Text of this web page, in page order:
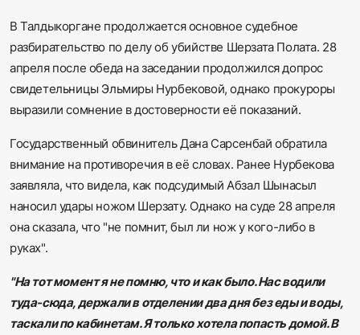
Русский
В Талдыкоргане продолжается основное судебное
разбирательство по делу об убийстве Шерзата Полата. 28
апреля после обеда на заседании продолжился допрос
свидетельницы Эльмиры Нурбековой, однако прокуроры
выразили сомнение в достоверности её показаний.
Государственный обвинитель Дана Сарсенбай обратила
внимание на противоречия в её словах. Ранее Нурбекова
заявляла, что видела, как подсудимый Абзал Шынасыл
наносил удары ножом Шерзату. Однако на суде 28 апреля
она сказала, что "не помнит, был ли нож у кого-либо в
руках".
"На тот момент я не помню, что и как было. Нас водили
туда-сюда, держали в отделении два дня без еды и воды,
таскали по кабинетам. Я только хотела попасть домой. В